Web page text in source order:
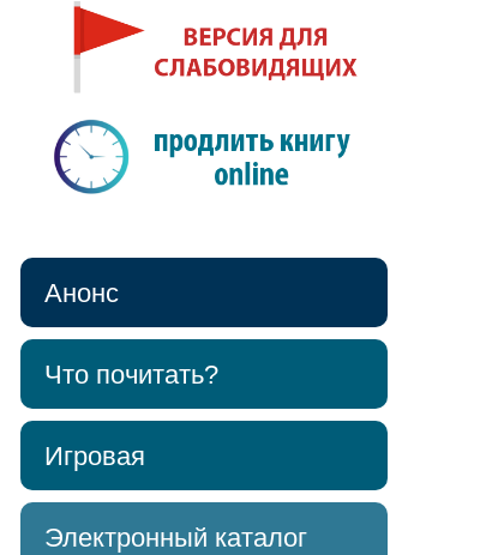
Анонс
Что почитать?
Игровая
Электронный каталог